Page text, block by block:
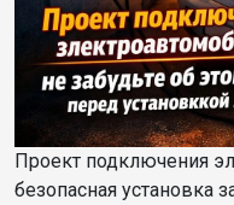
Проект подключения
безопасная установка